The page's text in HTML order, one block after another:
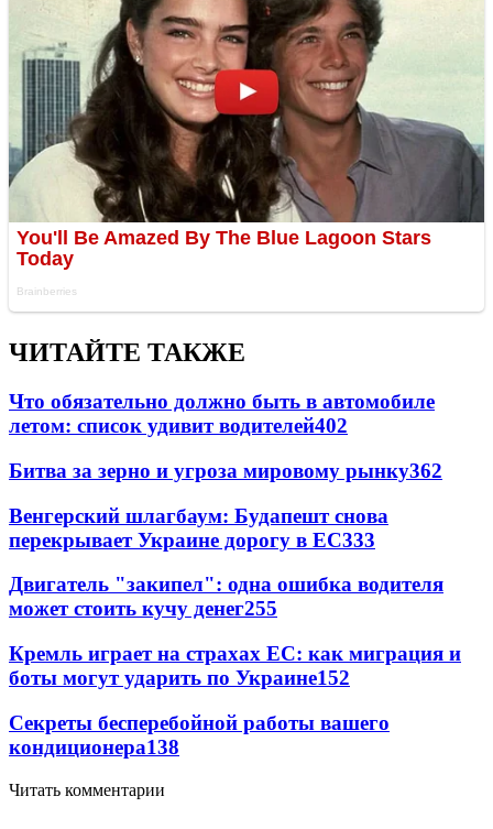
ЧИТАЙТЕ ТАКЖЕ
Что обязательно должно быть в автомобиле
летом: список удивит водителей402
Битва за зерно и угроза мировому рынку362
Венгерский шлагбаум: Будапешт снова
перекрывает Украине дорогу в ЕС333
Двигатель "закипел": одна ошибка водителя
может стоить кучу денег255
Кремль играет на страхах ЕС: как миграция и
боты могут ударить по Украине152
Секреты бесперебойной работы вашего
кондиционера138
Читать комментарии